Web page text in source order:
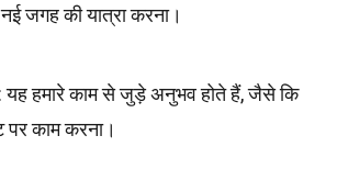
जगह की यात्रा करना।
यह हमारे काम से जुड़े अनुभव होते हैं, जैसे कि
पर काम करना।